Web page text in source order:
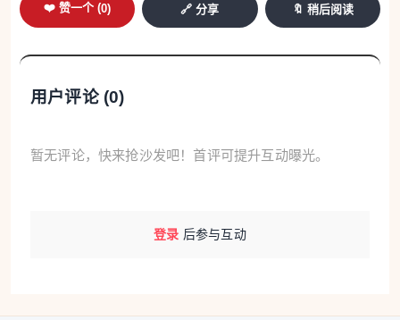
❤️ 赞一个 (0) 🔗 分享 🔖 稍后阅读
用户评论 (0)
暂无评论，快来抢沙发吧！首评可提升互动曝光。
登录 后参与互动